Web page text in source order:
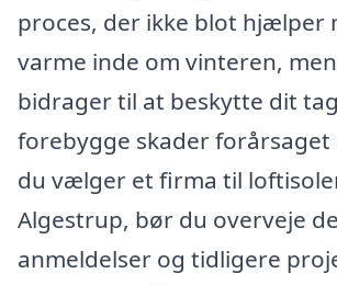
proces, der ikke blot hjælper
varme inde om vinteren,
bidrager til at beskytte dit
forebygge skader
du vælger et firma til
Algestrup, bør du overveje
anmeldelser og tidligere